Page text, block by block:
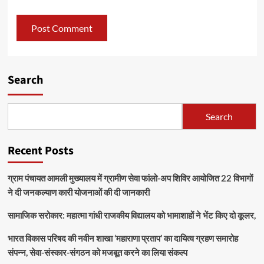
Search
Search
Recent Posts
ग्राम पंचायत आमली मुख्यालय में ग्रामीण सेवा फांलो-अप शिविर आयोजित 22 विभागों
ने दी जनकल्याण कारी योजनाओं की दी जानकारी
सामाजिक सरोकार: महात्मा गांधी राजकीय विद्यालय को भामाशाहों ने भेंट किए दो कूलर,
भारत विकास परिषद की नवीन शाखा ‘महाराणा प्रताप’ का दायित्व ग्रहण समारोह
संपन्न, सेवा-संस्कार-संगठन को मजबूत करने का लिया संकल्प